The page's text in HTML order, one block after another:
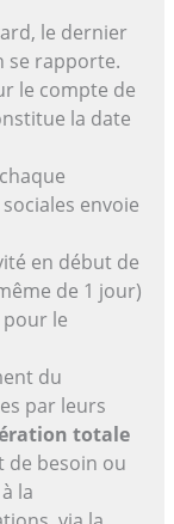
le dernier
se rapporte.
le compte de
la date
envoie
en début de
de 1 jour)
le
du
par leurs
totale
de besoin ou
la